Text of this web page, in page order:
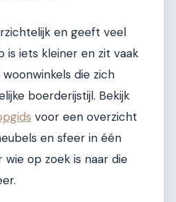
en geeft veel
is iets kleiner en zit vaak
die zich
boerderijstijl. Bekijk
voor een overzicht
en sfeer in één
op zoek is naar die